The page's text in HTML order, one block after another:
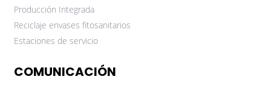
Producción Integrada
Reciclaje envases fitosanitarios
Estaciones de servicio
COMUNICACIÓN